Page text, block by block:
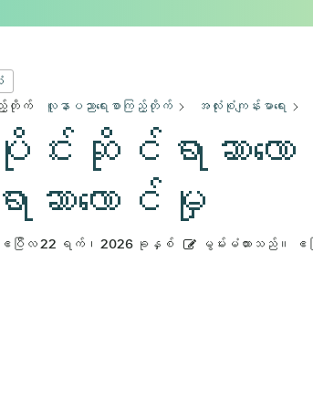
ည့်တိုက်
လူနာပညာရေးစာကြည့်တိုက် အလုံးစုံကျန်းမာရေး
းဆိုင်ရာဆာလ
ဆာလောင်မှု
ဧပြီလ 22 ရက်၊ 2026 ခုနှစ် မွမ်းမံထားသည်။ ဧ